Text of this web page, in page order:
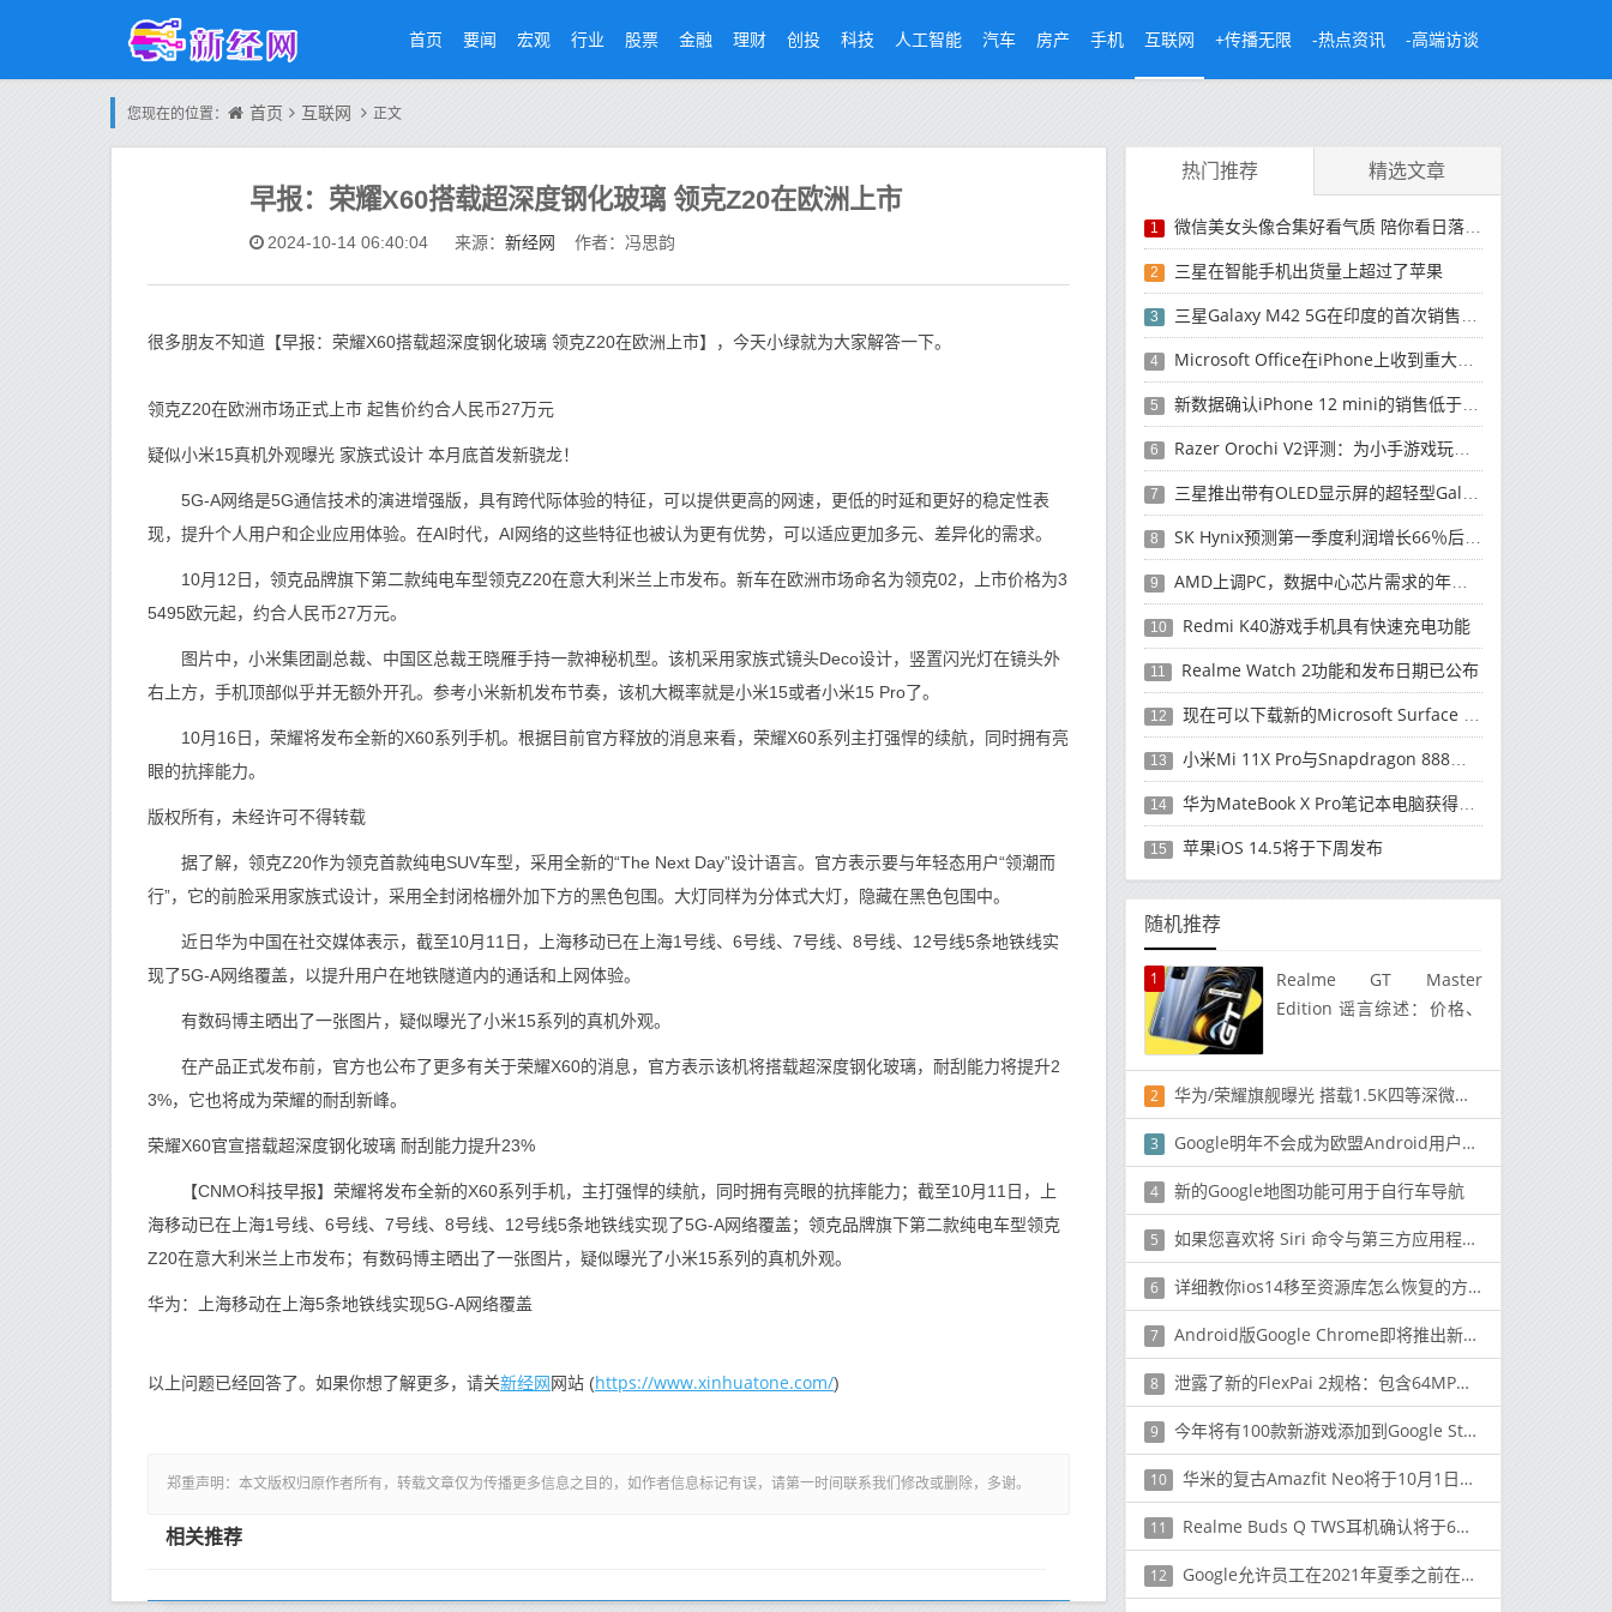
首页 要闻 宏观 行业 股票 金融 理财 创投 科技 人工智能 汽车 房产 手机 互联网 +传播无限 -热点资讯 -高端访谈
您现在的位置： 首页 互联网 正文
早报：荣耀X60搭载超深度钢化玻璃 领克Z20在欧洲上市
2024-10-14 06:40:04 来源： 新经网 作者：冯思韵
很多朋友不知道【早报：荣耀X60搭载超深度钢化玻璃 领克Z20在欧洲上市】，今天小绿就为大家解答一下。
领克Z20在欧洲市场正式上市 起售价约合人民币27万元
疑似小米15真机外观曝光 家族式设计 本月底首发新骁龙！
5G-A网络是5G通信技术的演进增强版，具有跨代际体验的特征，可以提供更高的网速，更低的时延和更好的稳定性表
现，提升个人用户和企业应用体验。在AI时代，AI网络的这些特征也被认为更有优势，可以适应更加多元、差异化的需求。
10月12日，领克品牌旗下第二款纯电车型领克Z20在意大利米兰上市发布。新车在欧洲市场命名为领克02，上市价格为3
5495欧元起，约合人民币27万元。
图片中，小米集团副总裁、中国区总裁王晓雁手持一款神秘机型。该机采用家族式镜头Deco设计，竖置闪光灯在镜头外
右上方，手机顶部似乎并无额外开孔。参考小米新机发布节奏，该机大概率就是小米15或者小米15 Pro了。
10月16日，荣耀将发布全新的X60系列手机。根据目前官方释放的消息来看，荣耀X60系列主打强悍的续航，同时拥有亮
眼的抗摔能力。
版权所有，未经许可不得转载
据了解，领克Z20作为领克首款纯电SUV车型，采用全新的“The Next Day”设计语言。官方表示要与年轻态用户“领潮而
行”，它的前脸采用家族式设计，采用全封闭格栅外加下方的黑色包围。大灯同样为分体式大灯，隐藏在黑色包围中。
近日华为中国在社交媒体表示，截至10月11日，上海移动已在上海1号线、6号线、7号线、8号线、12号线5条地铁线实
现了5G-A网络覆盖，以提升用户在地铁隧道内的通话和上网体验。
有数码博主晒出了一张图片，疑似曝光了小米15系列的真机外观。
在产品正式发布前，官方也公布了更多有关于荣耀X60的消息，官方表示该机将搭载超深度钢化玻璃，耐刮能力将提升2
3%，它也将成为荣耀的耐刮新峰。
荣耀X60官宣搭载超深度钢化玻璃 耐刮能力提升23%
【CNMO科技早报】荣耀将发布全新的X60系列手机，主打强悍的续航，同时拥有亮眼的抗摔能力；截至10月11日，上
海移动已在上海1号线、6号线、7号线、8号线、12号线5条地铁线实现了5G-A网络覆盖；领克品牌旗下第二款纯电车型领克
Z20在意大利米兰上市发布；有数码博主晒出了一张图片，疑似曝光了小米15系列的真机外观。
华为：上海移动在上海5条地铁线实现5G-A网络覆盖
以上问题已经回答了。如果你想了解更多，请关新经网网站 (https://www.xinhuatone.com/)
郑重声明：本文版权归原作者所有，转载文章仅为传播更多信息之目的，如作者信息标记有误，请第一时间联系我们修改或删除，多谢。
相关推荐
热门推荐 精选文章
1 微信美女头像合集好看气质 陪你看日落的人比日落更浪漫
2 三星在智能手机出货量上超过了苹果
3 三星Galaxy M42 5G在印度的首次销售将于今晚开始
4 Microsoft Office在iPhone上收到重大更新
5 新数据确认iPhone 12 mini的销售低于预期
6 Razer Orochi V2评测：为小手游戏玩家设计的鼠标
7 三星推出带有OLED显示屏的超轻型Galaxy Book Pro和Galaxy Book Pro 360笔记本电脑
8 SK Hynix预测第一季度利润增长66％后，对芯片的需求将增强
9 AMD上调PC，数据中心芯片需求的年度收入预测
10 Redmi K40游戏手机具有快速充电功能
11 Realme Watch 2功能和发布日期已公布
12 现在可以下载新的Microsoft Surface Duo更新
13 小米Mi 11X Pro与Snapdragon 888处理器一起发布
14 华为MateBook X Pro笔记本电脑获得全新升级
15 苹果iOS 14.5将于下周发布
随机推荐
1
Realme GT Master
Edition 谣言综述：价格、
们所知道的一切
2 华为/荣耀旗舰曝光 搭载1.5K四等深微曲屏 还有3D人脸识别
3 Google明年不会成为欧盟Android用户的默认搜索引擎
4 新的Google地图功能可用于自行车导航
5 如果您喜欢将 Siri 命令与第三方应用程序一起使用，那么升级到 iOS 15 似乎不是一个好主意
6 详细教你ios14移至资源库怎么恢复的方法
7 Android版Google Chrome即将推出新的自动填充用户界面
8 泄露了新的FlexPai 2规格：包含64MP四摄像头，SD865等
9 今年将有100款新游戏添加到Google Stadia中
10 华米的复古Amazfit Neo将于10月1日推出
11 Realme Buds Q TWS耳机确认将于6月25日在印度推出
12 Google允许员工在2021年夏季之前在家工作